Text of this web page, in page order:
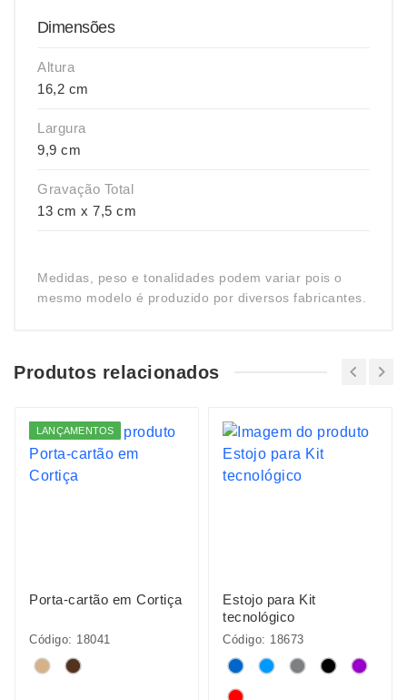
Dimensões
Altura
16,2 cm
Largura
9,9 cm
Gravação Total
13 cm x 7,5 cm
Medidas, peso e tonalidades podem variar pois o
mesmo modelo é produzido por diversos fabricantes.
Produtos relacionados
LANÇAMENTOS
Porta-cartão em Cortiça
Código: 18041
Estojo para Kit
tecnológico
Código: 18673